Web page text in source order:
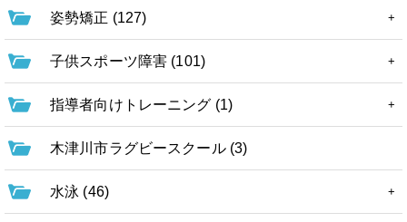
姿勢矯正 (127)
子供スポーツ障害 (101)
指導者向けトレーニング (1)
木津川市ラグビースクール (3)
水泳 (46)